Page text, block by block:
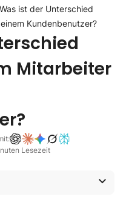
Was ist der Unterschied
Kundenbenutzer?
Mitarbeiter
Lesezeit